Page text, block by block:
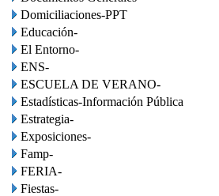
Domiciliaciones-PPT
Educación-
El Entorno-
ENS-
ESCUELA DE VERANO-
Estadísticas-Información Pública
Estrategia-
Exposiciones-
Famp-
FERIA-
Fiestas-